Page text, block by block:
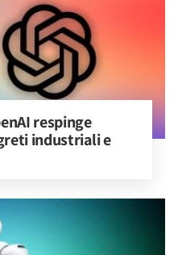
respinge
industriali e